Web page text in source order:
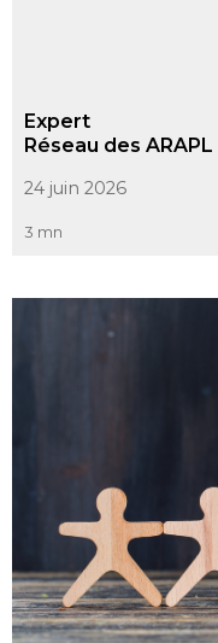
Expert
Réseau des ARAPL
24 juin 2026
3 mn